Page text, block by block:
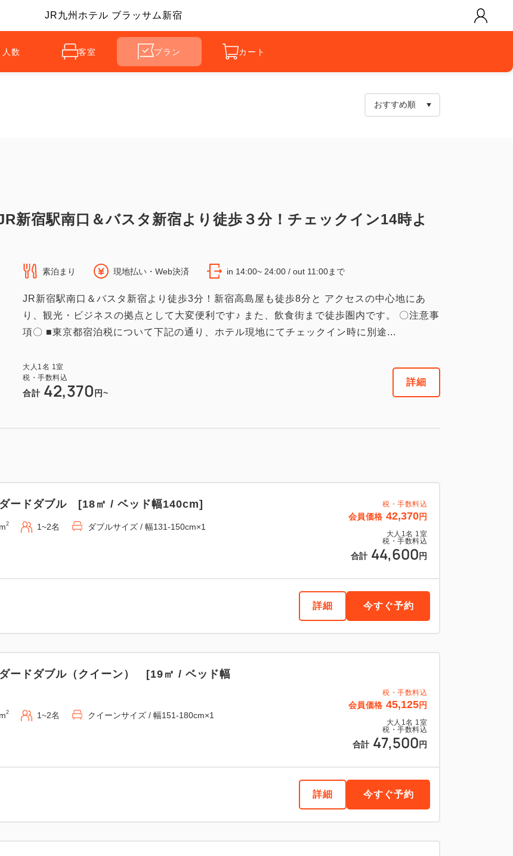
JR九州ホテル ブラッサム新宿
人数 客室 プラン カート
新宿駅南口＆バスタ新宿より徒歩３分！チェックイン14時よ
素泊まり 現地払い・Web決済 in 14:00~ 24:00 / out 11:00まで
JR新宿駅南口＆バスタ新宿より徒歩3分！新宿高島屋も徒歩8分と アクセスの中心地にあ
り、観光・ビジネスの拠点として大変便利です♪ また、飲食街まで徒歩圏内です。 〇注意事
項〇 ■東京都宿泊税について下記の通り、ホテル現地にてチェックイン時に別途...
大人 1名 1室
税・手数料込
合計 42,370 円~
詳細
税・手数料込
会員価格 42,370円
大人 1名 1室
税・手数料込
合計 44,600 円
ードダブル [18㎡ / ベッド幅140cm]
2 1~2名 ダブルサイズ / 幅131-150cm×1
詳細 今すぐ予約
税・手数料込
会員価格 45,125円
大人 1名 1室
税・手数料込
合計 47,500 円
ードダブル（クイーン） [19㎡ / ベッド幅
2 1~2名 クイーンサイズ / 幅151-180cm×1
詳細 今すぐ予約